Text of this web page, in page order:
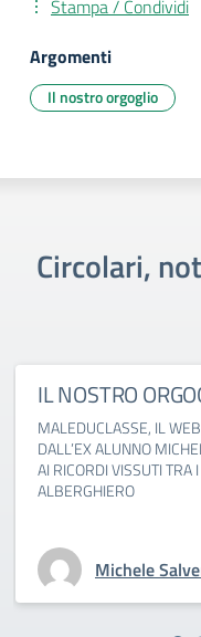
Stampa / Condividi
Argomenti
Il nostro orgoglio
Circolari,
IL NOSTRO
MALEDUCLASSE, IL
DALL’EX ALUNNO
AI RICORDI VISSUTI TRA
ALBERGHIERO
Michele